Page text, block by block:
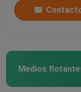
Pila de hoja del
Medios